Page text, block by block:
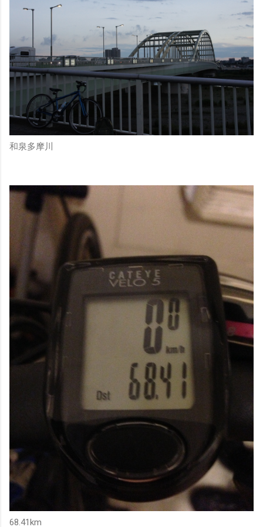
和泉多摩川
68.41km